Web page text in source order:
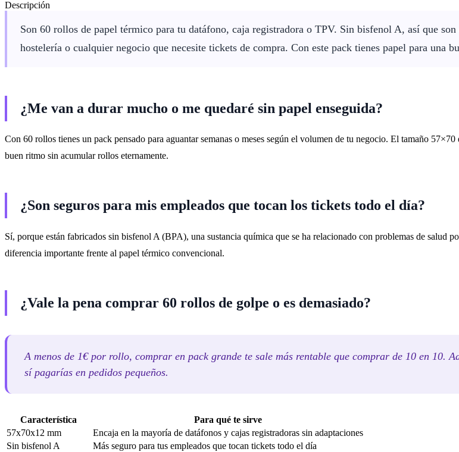
Descripción
Son 60 rollos de papel térmico para tu datáfono, caja registradora o TPV. Sin bisfenol A, así que
hostelería o cualquier negocio que necesite tickets de compra. Con este pack tienes papel para una
¿Me van a durar mucho o me quedaré sin papel enseguida?
Con 60 rollos tienes un pack pensado para aguantar semanas o meses según el volumen de tu negocio. El tamaño
buen ritmo sin acumular rollos eternamente.
¿Son seguros para mis empleados que tocan los tickets todo el día?
Sí, porque están fabricados sin bisfenol A (BPA), una sustancia química que se ha relacionado con problemas de salud
diferencia importante frente al papel térmico convencional.
¿Vale la pena comprar 60 rollos de golpe o es demasiado?
A menos de 1€ por rollo, comprar en pack grande te sale más rentable que comprar de 10 en 10.
sí pagarías en pedidos pequeños.
Característica
Para qué te sirve
57x70x12 mm
Encaja en la mayoría de datáfonos y cajas registradoras sin adaptaciones
Sin bisfenol A
Más seguro para tus empleados que tocan tickets todo el día